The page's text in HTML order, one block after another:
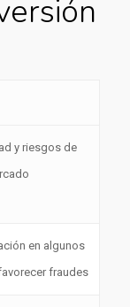
y riesgos de
en algunos
fraudes